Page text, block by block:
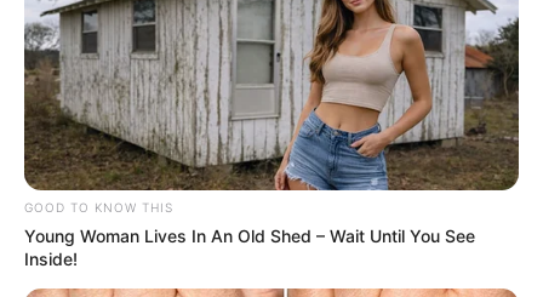
GOOD TO KNOW THIS
Young Woman Lives In An Old Shed – Wait Until You See
Inside!